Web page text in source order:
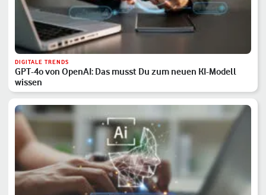
DIGITALE TRENDS
GPT-4o von OpenAI: Das musst Du zum neuen KI-Modell
wissen